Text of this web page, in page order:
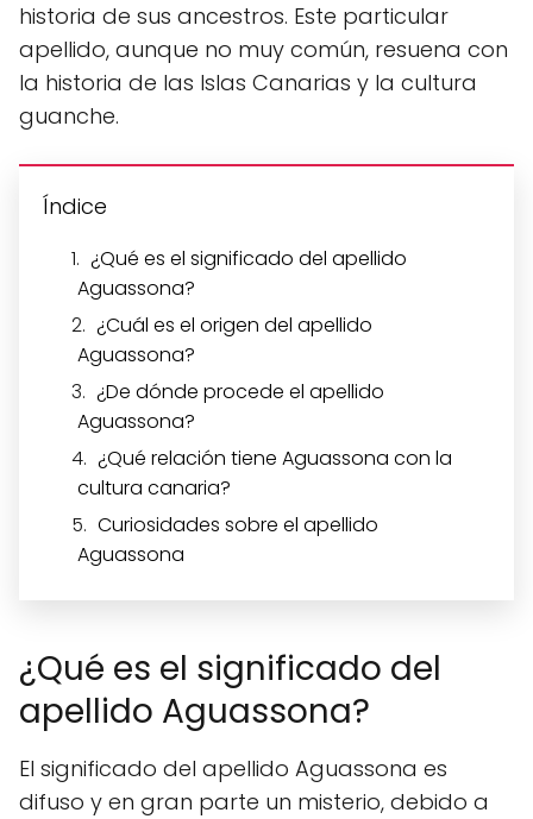
historia de sus ancestros. Este particular
apellido, aunque no muy común, resuena con
la historia de las Islas Canarias y la cultura
guanche.
Índice
¿Qué es el significado del apellido
Aguassona?
¿Cuál es el origen del apellido
Aguassona?
¿De dónde procede el apellido
Aguassona?
¿Qué relación tiene Aguassona con la
cultura canaria?
Curiosidades sobre el apellido
Aguassona
¿Qué es el significado del
apellido Aguassona?
El significado del apellido Aguassona es
difuso y en gran parte un misterio, debido a